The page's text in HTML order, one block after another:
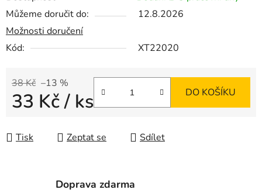
Můžeme doručit do:
12.8.2026
Možnosti doručení
Kód:
XT22020
38 Kč –13 %
33 Kč/ ks DO KOŠÍKU
Tisk Zeptat se Sdílet
Doprava zdarma